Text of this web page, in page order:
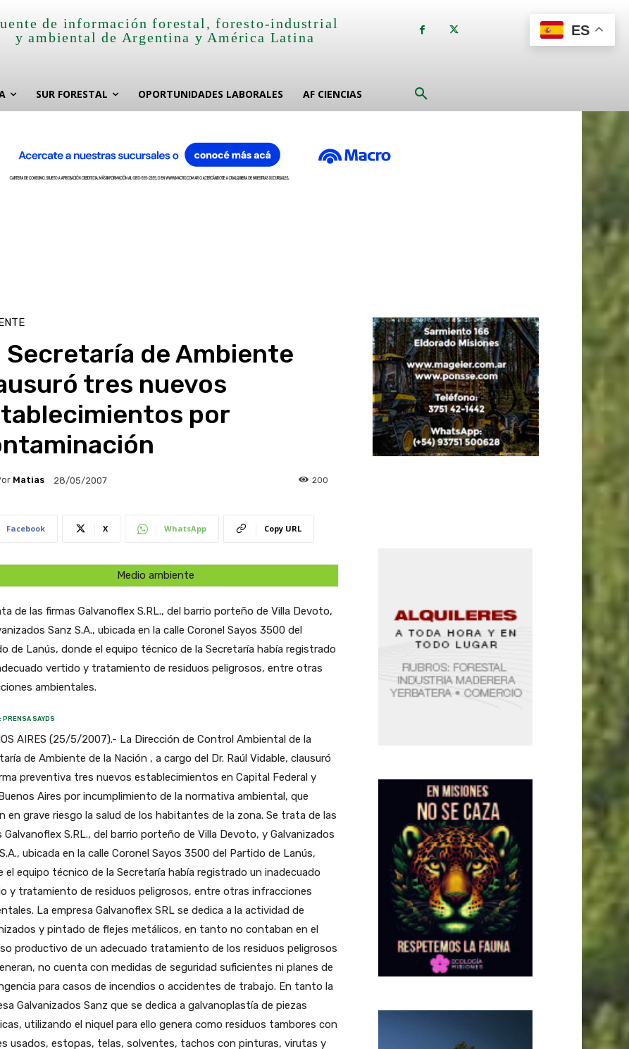
de información forestal, foresto-industrial
y ambiental de Argentina y América Latina
SUR FORESTAL OPORTUNIDADES LABORALES AF CIENCIAS
Secretaría de Ambiente
tres nuevos
por
Matias 28/05/2007 200
Facebook X WhatsApp Copy URL
Medio ambiente
de las firmas Galvanoflex S.RL., del barrio porteño de Villa Devoto,
Sanz S.A., ubicada en la calle Coronel Sayos 3500 del
de Lanús, donde el equipo técnico de la Secretaría había registrado
vertido y tratamiento de residuos peligrosos, entre otras
ambientales.
PRENSA SAYDS
AIRES (25/5/2007).- La Dirección de Control Ambiental de la
de Ambiente de la Nación , a cargo del Dr. Raúl Vidable, clausuró
preventiva tres nuevos establecimientos en Capital Federal y
Aires por incumplimiento de la normativa ambiental, que
en grave riesgo la salud de los habitantes de la zona. Se trata de las
Galvanoflex S.RL., del barrio porteño de Villa Devoto, y Galvanizados
ubicada en la calle Coronel Sayos 3500 del Partido de Lanús,
el equipo técnico de la Secretaría había registrado un inadecuado
y tratamiento de residuos peligrosos, entre otras infracciones
La empresa Galvanoflex SRL se dedica a la actividad de
y pintado de flejes metálicos, en tanto no contaban en el
productivo de un adecuado tratamiento de los residuos peligrosos
no cuenta con medidas de seguridad suficientes ni planes de
para casos de incendios o accidentes de trabajo. En tanto la
Galvanizados Sanz que se dedica a galvanoplastía de piezas
utilizando el niquel para ello genera como residuos tambores con
usados, estopas, telas, solventes, tachos con pinturas, virutas y
ES